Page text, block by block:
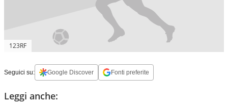
123RF
Seguici su: Google Discover Fonti preferite
Leggi anche: